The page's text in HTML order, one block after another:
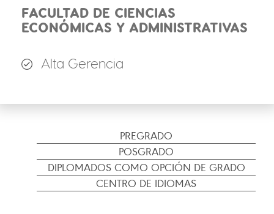
FACULTAD DE CIENCIAS
ECONÓMICAS Y ADMINISTRATIVAS
Alta Gerencia
PREGRADO
POSGRADO
DIPLOMADOS COMO OPCIÓN DE GRADO
CENTRO DE IDIOMAS